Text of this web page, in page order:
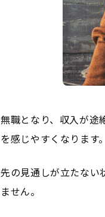
無職となり、収入が途
を感じやすくなります。
先の見通しが立たない
ません。